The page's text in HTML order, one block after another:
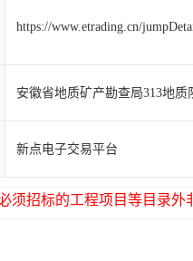
https://www.etrading.cn/
安徽省地质矿产勘查局313地质
新点电子交易平台
须招标的工程项目等目录